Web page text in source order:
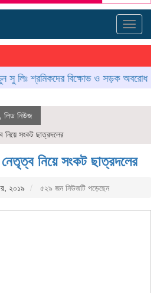
Toggle
শ্রমিকদের বিক্ষোভ ও সড়ক অবরোধ
, লিড নিউজ
নিয়ে সংকট ছাত্রদলের
নিয়ে সংকট ছাত্রদলের
২০১৯ ৫২৯ জন নিউজটি পড়েছেন